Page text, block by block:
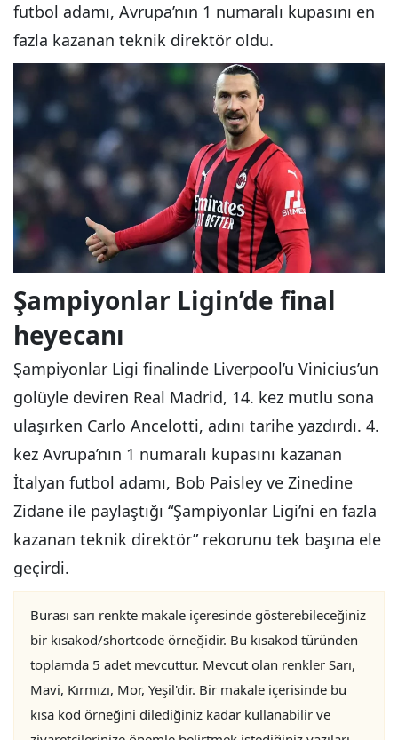
futbol adamı, Avrupa’nın 1 numaralı kupasını en
fazla kazanan teknik direktör oldu.
Şampiyonlar Ligin’de final
heyecanı
Şampiyonlar Ligi finalinde Liverpool’u Vinicius’un
golüyle deviren Real Madrid, 14. kez mutlu sona
ulaşırken Carlo Ancelotti, adını tarihe yazdırdı. 4.
kez Avrupa’nın 1 numaralı kupasını kazanan
İtalyan futbol adamı, Bob Paisley ve Zinedine
Zidane ile paylaştığı “Şampiyonlar Ligi’ni en fazla
kazanan teknik direktör” rekorunu tek başına ele
geçirdi.
Burası sarı renkte makale içeresinde gösterebileceğiniz
bir kısakod/shortcode örneğidir. Bu kısakod türünden
toplamda 5 adet mevcuttur. Mevcut olan renkler Sarı,
Mavi, Kırmızı, Mor, Yeşil'dir. Bir makale içerisinde bu
kısa kod örneğini dilediğiniz kadar kullanabilir ve